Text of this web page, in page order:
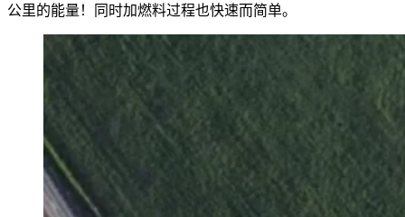
公里的能量！同时加燃料过程也快速而简单。